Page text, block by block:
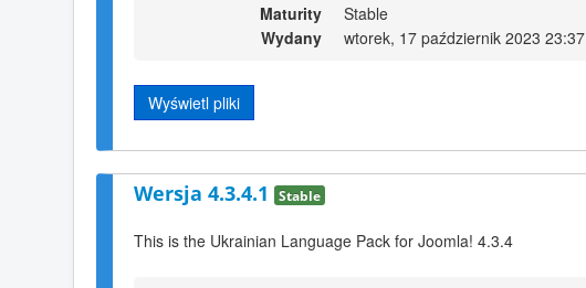
Maturity
Stable
Wydany
wtorek, 17 październik 2023 23:37
Wyświetl pliki
Wersja 4.3.4.1 Stable
This is the Ukrainian Language Pack for Joomla! 4.3.4